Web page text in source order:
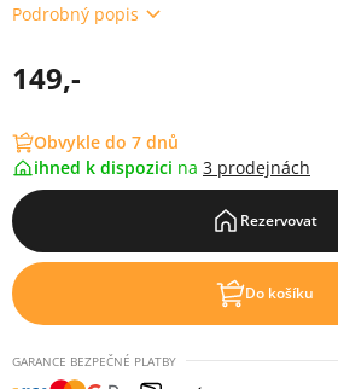
Podrobný popis
149,-
Obvykle do 7 dnů
ihned k dispozici na 3 prodejnách
Rezervovat
Do košíku
GARANCE BEZPEČNÉ PLATBY